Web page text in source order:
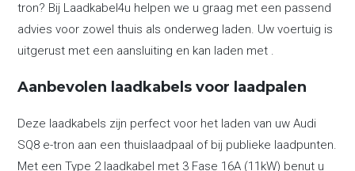
tron? Bij Laadkabel4u helpen we u graag met een passend
advies voor zowel thuis als onderweg laden. Uw voertuig is
uitgerust met een aansluiting en kan laden met .
Aanbevolen laadkabels voor laadpalen
Deze laadkabels zijn perfect voor het laden van uw Audi
SQ8 e-tron aan een thuislaadpaal of bij publieke laadpunten.
Met een Type 2 laadkabel met 3 Fase 16A (11kW) benut u